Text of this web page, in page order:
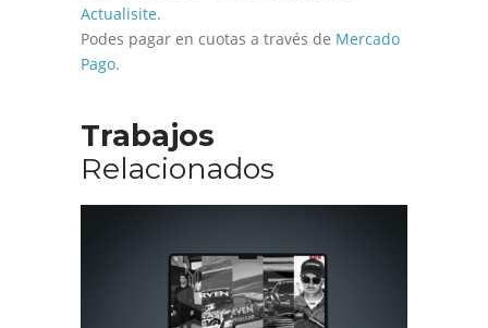
Actualisite.
Podes pagar en cuotas a través de Mercado
Pago.
Trabajos
Relacionados
Diseño Web Manu Urcera
Trabajos Web